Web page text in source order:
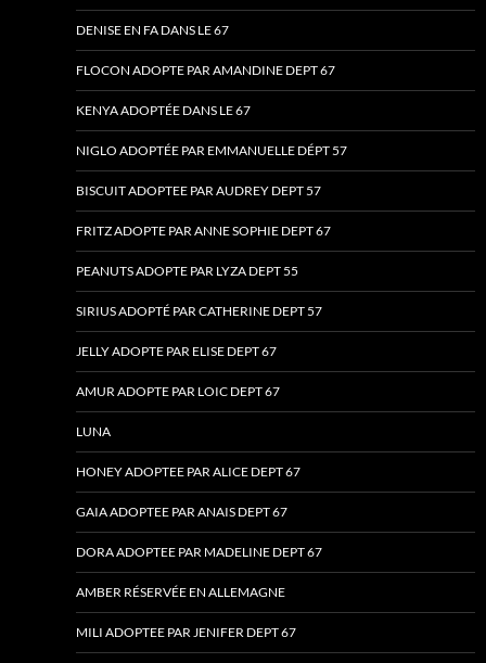
DENISE EN FA DANS LE 67
FLOCON ADOPTE PAR AMANDINE DEPT 67
KENYA ADOPTÉE DANS LE 67
NIGLO ADOPTÉE PAR EMMANUELLE DÉPT 57
BISCUIT ADOPTEE PAR AUDREY DEPT 57
FRITZ ADOPTE PAR ANNE SOPHIE DEPT 67
PEANUTS ADOPTE PAR LYZA DEPT 55
SIRIUS ADOPTÉ PAR CATHERINE DEPT 57
JELLY ADOPTE PAR ELISE DEPT 67
AMUR ADOPTE PAR LOIC DEPT 67
LUNA
HONEY ADOPTEE PAR ALICE DEPT 67
GAIA ADOPTEE PAR ANAIS DEPT 67
DORA ADOPTEE PAR MADELINE DEPT 67
AMBER RÉSERVÉE EN ALLEMAGNE
MILI ADOPTEE PAR JENIFER DEPT 67